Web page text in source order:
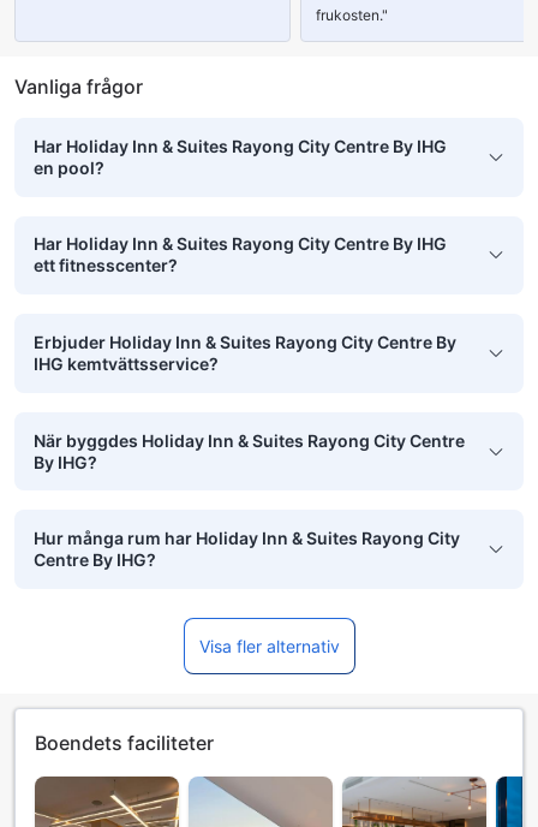
frukosten."
Vanliga frågor
Har Holiday Inn & Suites Rayong City Centre By IHG
en pool?
Har Holiday Inn & Suites Rayong City Centre By IHG
ett fitnesscenter?
Erbjuder Holiday Inn & Suites Rayong City Centre By
IHG kemtvättsservice?
När byggdes Holiday Inn & Suites Rayong City Centre
By IHG?
Hur många rum har Holiday Inn & Suites Rayong City
Centre By IHG?
Visa fler alternativ
Boendets faciliteter